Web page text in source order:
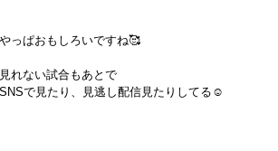
やっぱおもしろいですね🥰
見れない試合もあとで
SNSで見たり、見逃し配信見たりしてる☺️